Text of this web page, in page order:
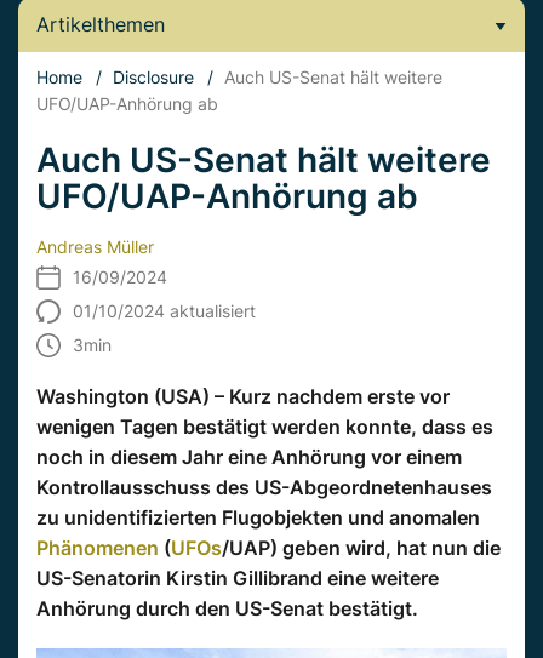
Artikelthemen
Home / Disclosure / Auch US-Senat hält weitere
UFO/UAP-Anhörung ab
Auch US-Senat hält weitere
UFO/UAP-Anhörung ab
Andreas Müller
16/09/2024
01/10/2024 aktualisiert
3min
Washington (USA) – Kurz nachdem erste vor
wenigen Tagen bestätigt werden konnte, dass es
noch in diesem Jahr eine Anhörung vor einem
Kontrollausschuss des US-Abgeordnetenhauses
zu unidentifizierten Flugobjekten und anomalen
Phänomenen (UFOs/UAP) geben wird, hat nun die
US-Senatorin Kirstin Gillibrand eine weitere
Anhörung durch den US-Senat bestätigt.